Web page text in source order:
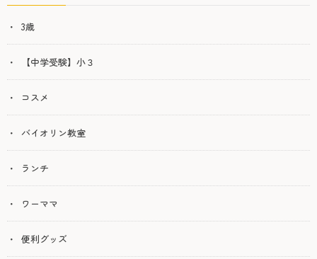
3歳
【中学受験】小３
コスメ
バイオリン教室
ランチ
ワーママ
便利グッズ